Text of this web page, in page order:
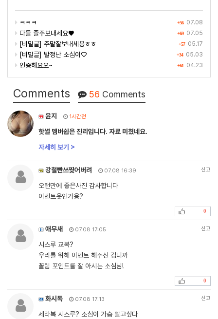
+56 07.08
ㅋㅋㅋ
+69 07.05
다들 즐주보내세요♥️
+57 05.17
[비밀글] 주말잘보내세용ㅎㅎ
+34 05.03
[비밀글] 발정난 소심이♡
+61 04.23
인증해요오~
Comments 56 Comments
윤지 1시간전
핫썰 멤버쉽은 진리입니다. 자료 미쳤네요.
자세히 보기 >
강철빤쓰찢어버려 07.08 16:39 신고
오랜만에 좋은사진 감사합니다
이벤트옷인가용?
0
애무새 07.08 17:05 신고
시스루 교복?
우리를 위해 이벤트 해주신 겁니까
꼴림 포인트를 잘 아시는 소심님!
0
화시독 07.08 17:13 신고
세라복 시스루? 소심이 가슴 빨고싶다